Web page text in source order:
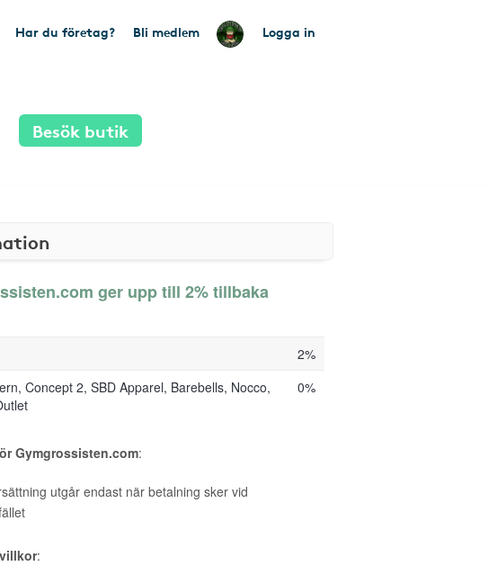
Har du företag? Bli medlem Logga in
Besök butik
ger upp till 2% tillbaka
2%
Concept 2, SBD Apparel, Barebells, Nocco,
0%
Gymgrossisten.com:
utgår endast när betalning sker vid
: